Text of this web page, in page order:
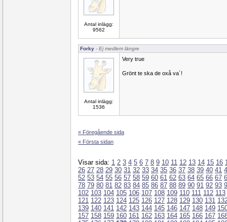
Antal inlägg:
9562
Forky - Ej medlem längre
Antal inlägg:
1536
Very true
Grönt te ska de oxå va´!
« Föregående sida
« Första sidan
Visar sida: 1 2 3 4 5 6 7 8 9 10 11 12 13 14 15 16
26 27 28 29 30 31 32 33 34 35 36 37 38 39 40 41
52 53 54 55 56 57 58 59 60 61 62 63 64 65 66 67
78 79 80 81 82 83 84 85 86 87 88 89 90 91 92 93
102 103 104 105 106 107 108 109 110 111 112 113
121 122 123 124 125 126 127 128 129 130 131
139 140 141 142 143 144 145 146 147 148 149
157 158 159 160 161 162 163 164 165 166 167